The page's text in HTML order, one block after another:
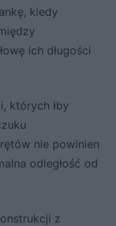
kiedy
ich długości
których łby
nie powinien
odległość od
z